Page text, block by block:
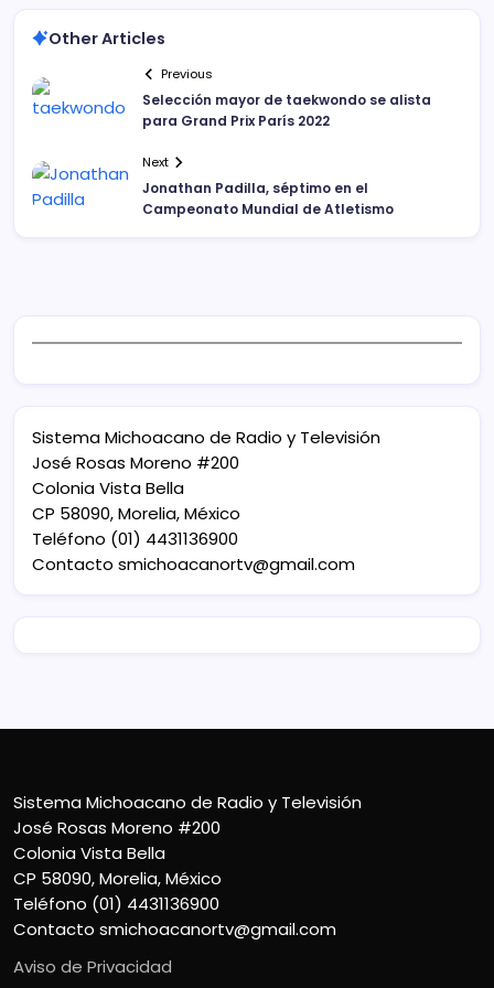
Other Articles
Previous
Selección mayor de taekwondo se alista
para Grand Prix París 2022
Next
Jonathan Padilla, séptimo en el
Campeonato Mundial de Atletismo
Sistema Michoacano de Radio y Televisión
José Rosas Moreno #200
Colonia Vista Bella
CP 58090, Morelia, México
Teléfono (01) 4431136900
Contacto smichoacanortv@gmail.com
Sistema Michoacano de Radio y Televisión
José Rosas Moreno #200
Colonia Vista Bella
CP 58090, Morelia, México
Teléfono (01) 4431136900
Contacto smichoacanortv@gmail.com
Aviso de Privacidad